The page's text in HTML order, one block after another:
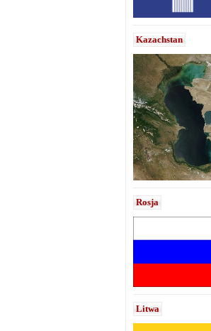
Kazachstan
Rosja
Litwa